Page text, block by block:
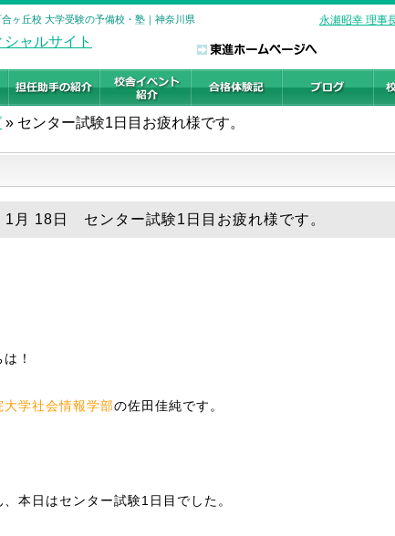
ヶ丘校 大学受験の予備校・塾｜神奈川県 永瀬昭幸 理事
» センター試験1日目お疲れ様です。
1月 18日 センター試験1日目お疲れ様です。
！
大学社会情報学部の佐田佳純です。
本日はセンター試験1日目でした。